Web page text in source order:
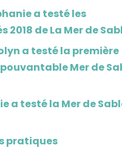
a testé les
2018 de La Mer de
a testé la première
Mer de
a testé la Mer de
pratiques